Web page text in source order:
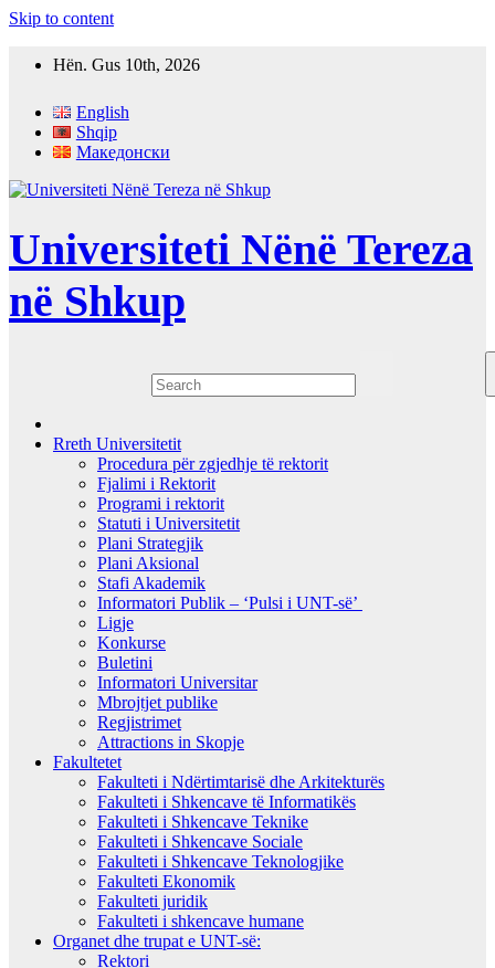
Skip to content
Hën. Gus 10th, 2026
English
Shqip
Македонски
Universiteti Nënë Tereza
në Shkup
Rreth Universitetit
Procedura për zgjedhje të rektorit
Fjalimi i Rektorit
Programi i rektorit
Statuti i Universitetit
Plani Strategjik
Plani Aksional
Stafi Akademik
Informatori Publik – ‘Pulsi i UNT-së’
Ligje
Konkurse
Buletini
Informatori Universitar
Mbrojtjet publike
Regjistrimet
Attractions in Skopje
Fakultetet
Fakulteti i Ndërtimtarisë dhe Arkitekturës
Fakulteti i Shkencave të Informatikës
Fakulteti i Shkencave Teknike
Fakulteti i Shkencave Sociale
Fakulteti i Shkencave Teknologjike
Fakulteti Ekonomik
Fakulteti juridik
Fakulteti i shkencave humane
Organet dhe trupat e UNT-së:
Rektori